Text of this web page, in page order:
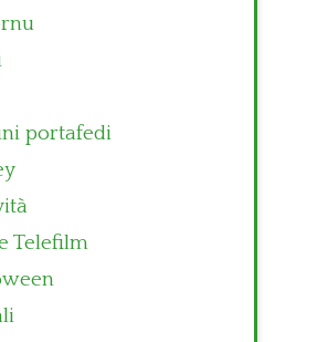
portafedi
Telefilm